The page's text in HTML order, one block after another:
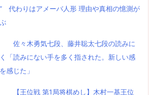
代わりはアメーバ人形 理由や真相の憶測が
佐々木勇気七段、藤井聡太七段の読みに
「読みにない手を多く指された。新しい感
感じた」
【王位戦 第1局将棋めし】木村一基王位